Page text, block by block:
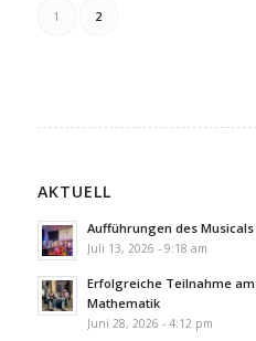
1 2
AKTUELL
Aufführungen des Musicals
Juli 13, 2026 - 9:18 am
Erfolgreiche Teilnahme
Mathematik
Juni 28, 2026 - 4:12 pm